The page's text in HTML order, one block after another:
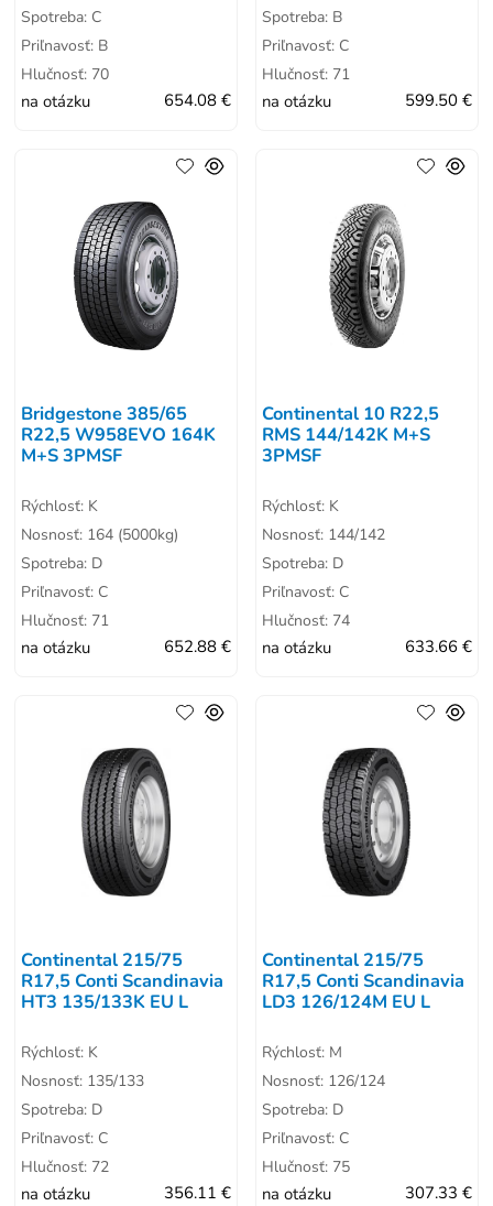
Spotreba: C
Priľnavosť: B
Hlučnosť: 70
na otázku 654.08 €
Spotreba: B
Priľnavosť: C
Hlučnosť: 71
na otázku 599.50 €
Bridgestone 385/65
R22,5 W958EVO 164K
M+S 3PMSF
Rýchlosť: K
Nosnosť: 164 (5000kg)
Spotreba: D
Priľnavosť: C
Hlučnosť: 71
na otázku 652.88 €
Continental 10 R22,5
RMS 144/142K M+S
3PMSF
Rýchlosť: K
Nosnosť: 144/142
Spotreba: D
Priľnavosť: C
Hlučnosť: 74
na otázku 633.66 €
Continental 215/75
R17,5 Conti Scandinavia
HT3 135/133K EU L
Rýchlosť: K
Nosnosť: 135/133
Spotreba: D
Priľnavosť: C
Hlučnosť: 72
na otázku 356.11 €
Continental 215/75
R17,5 Conti Scandinavia
LD3 126/124M EU L
Rýchlosť: M
Nosnosť: 126/124
Spotreba: D
Priľnavosť: C
Hlučnosť: 75
na otázku 307.33 €